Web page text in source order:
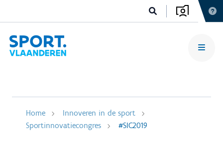
Home
Innoveren in de sport
Sportinnovatiecongres
#SIC2019